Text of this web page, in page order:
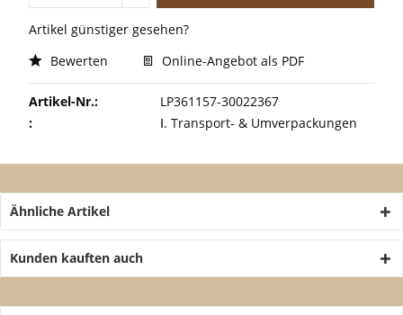
Artikel günstiger gesehen?
Bewerten
Online-Angebot als PDF
Artikel-Nr.:
LP361157-30022367
:
Ⅰ. Transport- & Umverpackungen
Ähnliche Artikel
Kunden kauften auch